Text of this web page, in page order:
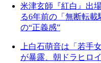
米津玄師『紅白』出
る6年前の「無断転
の“正義感”
上白石萌音は「若手
が暴露、朝ドラヒロ